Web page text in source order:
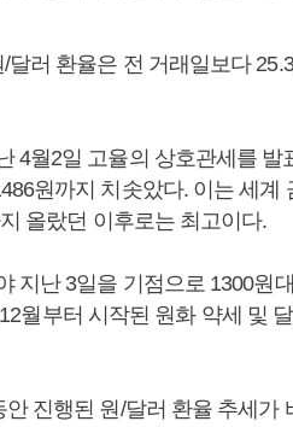
러 환율은 전 거래일보다
4월2일 고율의 상호관세를 발
원까지 치솟았다. 이는 세계
올랐던 이후로는 최고이다.
지난 3일을 기점으로 1300원
월부터 시작된 원화 약세 및 달
진행된 원/달러 환율 추세가